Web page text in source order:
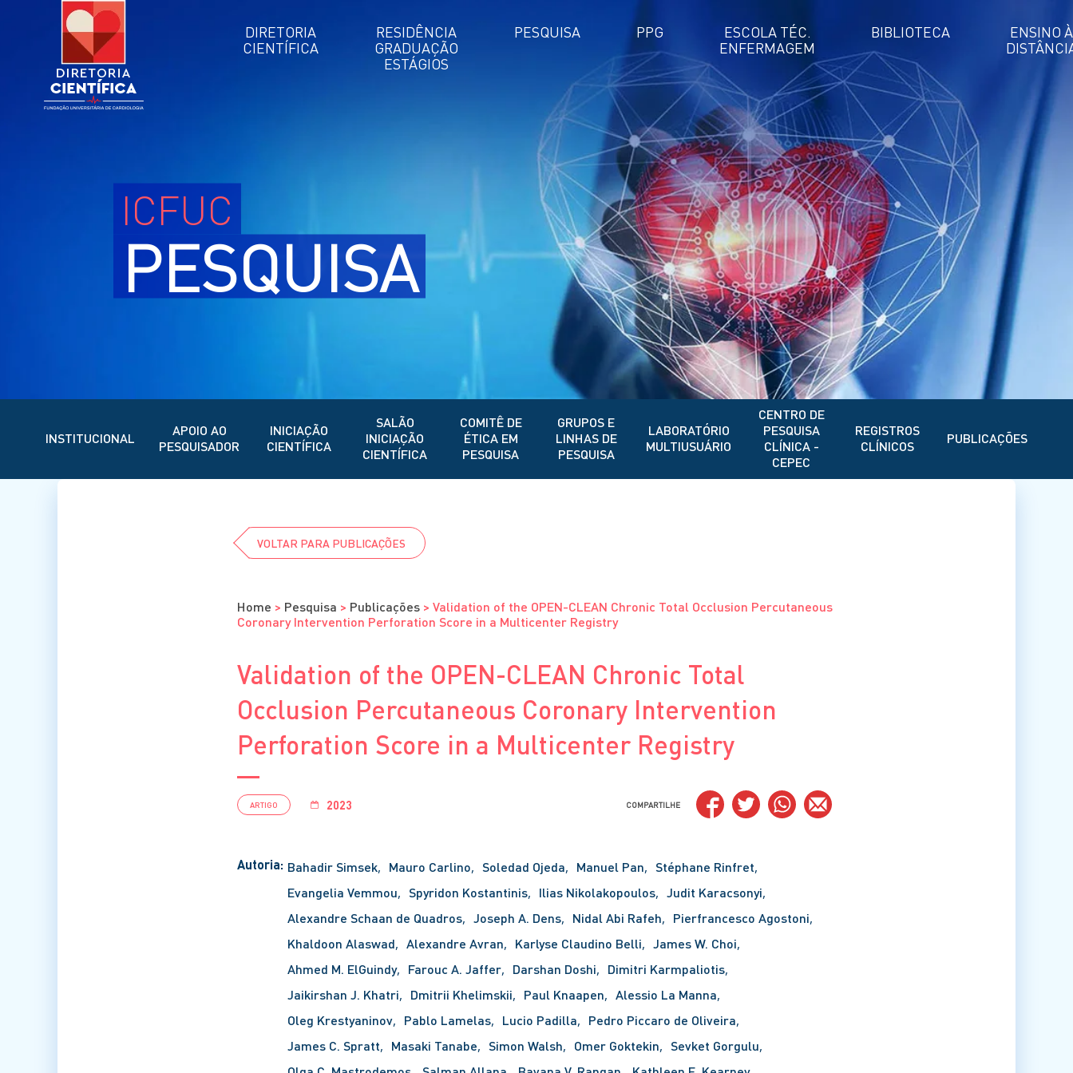
DIRETORIA
CIENTÍFICA
RESIDÊNCIA
GRADUAÇÃO
ESTÁGIOS
PESQUISA PPG
ESCOLA TÉC.
ENFERMAGEM
BIBLIOTECA
ENSINO À
ICFUC
PESQUISA
INSTITUCIONAL
APOIO AO
PESQUISADOR
INICIAÇÃO
CIENTÍFICA
SALÃO
INICIAÇÃO
CIENTÍFICA
COMITÊ DE
ÉTICA EM
PESQUISA
GRUPOS E
LINHAS DE
PESQUISA
LABORATÓRIO
MULTIUSUÁRIO
CENTRO DE
PESQUISA
CLÍNICA -
CEPEC
REGISTROS
CLÍNICOS
PUBLICAÇÕES
VOLTAR PARA PUBLICAÇÕES
Home > Pesquisa > Publicações > Validation of the OPEN-CLEAN Chronic Total Occlusion Percutaneous
Coronary Intervention Perforation Score in a Multicenter Registry
Validation of the OPEN-CLEAN Chronic Total
Occlusion Percutaneous Coronary Intervention
Perforation Score in a Multicenter Registry
ARTIGO 2023 COMPARTILHE
Autoria: Bahadir Simsek Mauro Carlino Soledad Ojeda Manuel Pan
Stéphane Rinfret
Evangelia Vemmou
Spyridon Kostantinis Ilias Nikolakopoulos
Judit Karacsonyi
Alexandre Schaan de Quadros
Joseph A. Dens Nidal Abi Rafeh
Pierfrancesco Agostoni
Khaldoon Alaswad
Alexandre Avran Karlyse Claudino Belli
James W. Choi
Ahmed M. ElGuindy
Farouc A. Jaffer Darshan Doshi
Dimitri Karmpaliotis
Jaikirshan J. Khatri
Dmitrii Khelimskii Paul Knaapen
Alessio La Manna
Oleg Krestyaninov
Pablo Lamelas Lucio Padilla
Pedro Piccaro de Oliveira
James C. Spratt
Masaki Tanabe Simon Walsh Omer Goktekin
Sevket Gorgulu